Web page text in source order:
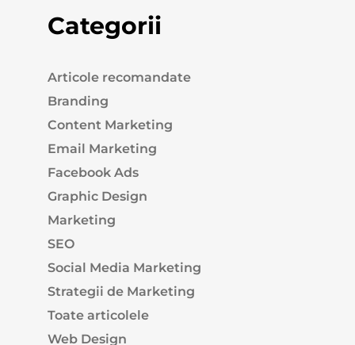
Categorii
Articole recomandate
Branding
Content Marketing
Email Marketing
Facebook Ads
Graphic Design
Marketing
SEO
Social Media Marketing
Strategii de Marketing
Toate articolele
Web Design